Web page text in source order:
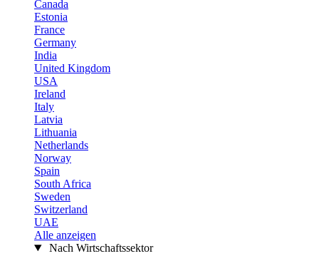
Canada
Estonia
France
Germany
India
United Kingdom
USA
Ireland
Italy
Latvia
Lithuania
Netherlands
Norway
Spain
South Africa
Sweden
Switzerland
UAE
Alle anzeigen
Nach Wirtschaftssektor